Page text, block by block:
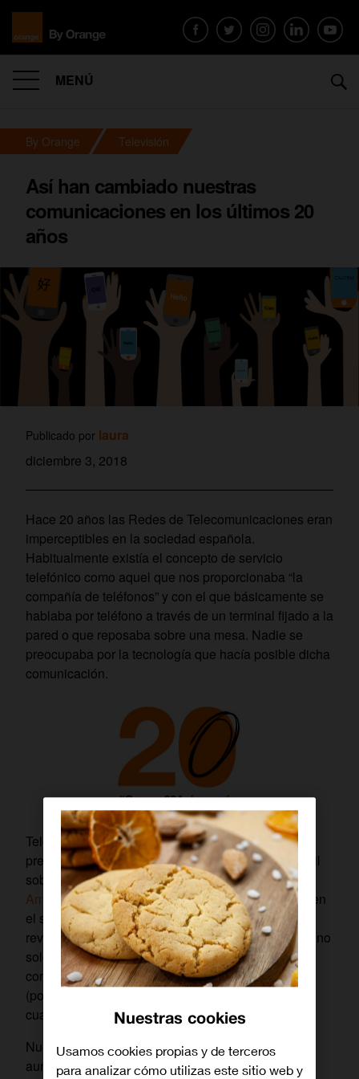
MENÚ
By Orange Televisión
Así han cambiado nuestras
comunicaciones en los últimos 20
años
Publicado por laura
diciembre 3, 2018
Hace 20 años las Redes de Telecomunicaciones eran
imperceptibles en la sociedad española.
Habitualmente existía el concepto de servicio
telefónico como aquel que nos proporcionaba “la
compañía de teléfonos” y con el que básicamente se
hablaba por teléfono a través de un terminal fijado a la
pared o que reposaba sobre una mesa. Nadie se
preocupaba por la tecnología que hacía posible dicha
comunicación.
Telefónica y Airtel (posteriormente Vodafone) ya
prestaban servicio en el mundo de la telefonía móvil
sobre tecnología GSM. En 1999 comenzó a operar
Amena, la imagen comercial del grupo Retevisión en
el servicio móvil, lo cual supuso una auténtica
revolución en el mundo de las telecomunicaciones no
solo por su imagen de marca ni su formato de
comercialización sino porque su mercado objetivo
(población joven) provocó una democratización en
cuanto al acceso al servicio.
Nuestra forma de relacionarnos con el mundo,
aunque evolucionaba, seguía siendo bastante
Nuestras cookies
Usamos cookies propias y de terceros
para analizar cómo utilizas este sitio web y